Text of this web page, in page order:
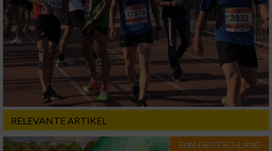
RELEVANTE ARTIKEL
RUN-DEUTSCHLAND
Verwendung von Profilen zur Auswahl
personalisierter Werbung
Erstellung von Profilen zur Personalisierung
von Inhalten
Verwendung von Profilen zur Auswahl
personalisierter Inhalte
Messung der Werbeleistung